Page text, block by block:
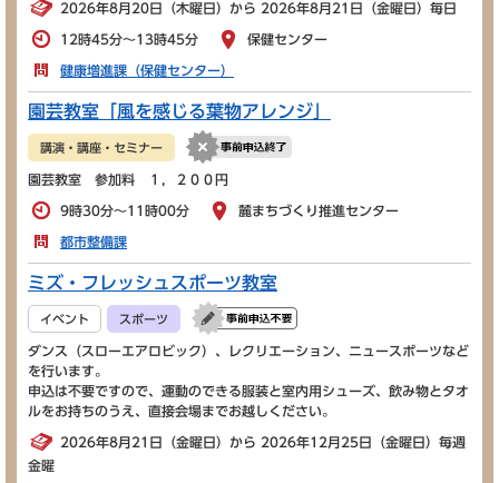
2026年8月20日（木曜日）から 2026年8月21日（金曜日）毎日
12時45分～13時45分 保健センター
健康増進課（保健センター）
園芸教室「風を感じる葉物アレンジ」
講演・講座・セミナー
園芸教室 参加料 １，２００円
9時30分～11時00分 麓まちづくり推進センター
都市整備課
ミズ・フレッシュスポーツ教室
イベント スポーツ
ダンス（スローエアロビック）、レクリエーション、ニュースポーツなど
を行います。
申込は不要ですので、運動のできる服装と室内用シューズ、飲み物とタオ
ルをお持ちのうえ、直接会場までお越しください。
2026年8月21日（金曜日）から 2026年12月25日（金曜日）毎週
金曜